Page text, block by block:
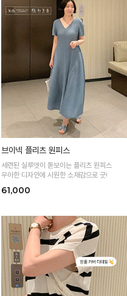
브이넥 플리츠 원피스
세련된 실루엣이 돋보이는 플리츠 원피스
우아한 디자인에 시원한 소재감으로 굿!
61,000